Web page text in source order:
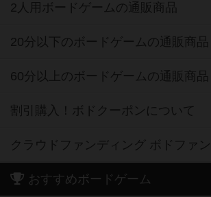
2人用ボードゲームの通販商品
20分以下のボードゲームの通販商品
60分以上のボードゲームの通販商品
割引購入！ボドクーポンについて
クラウドファンディング ボドファン
おすすめボードゲーム